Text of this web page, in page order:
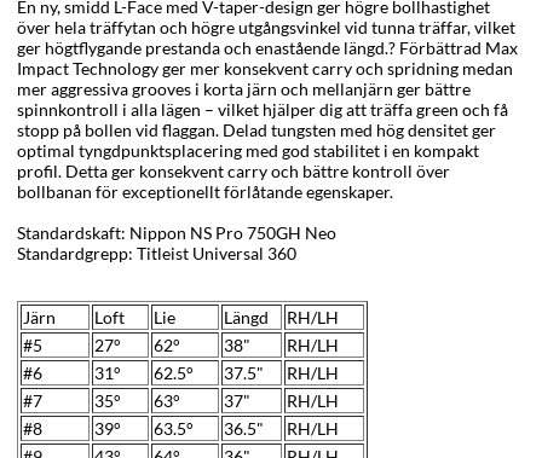
En ny, smidd L-Face med V-taper-design ger högre bollhastighet
över hela träffytan och högre utgångsvinkel vid tunna träffar, vilket
ger högtflygande prestanda och enastående längd.? Förbättrad Max
Impact Technology ger mer konsekvent carry och spridning medan
mer aggressiva grooves i korta järn och mellanjärn ger bättre
spinnkontroll i alla lägen – vilket hjälper dig att träffa green och få
stopp på bollen vid flaggan. Delad tungsten med hög densitet ger
optimal tyngdpunktsplacering med god stabilitet i en kompakt
profil. Detta ger konsekvent carry och bättre kontroll över
bollbanan för exceptionellt förlåtande egenskaper.
Standardskaft: Nippon NS Pro 750GH Neo
Standardgrepp: Titleist Universal 360
Järn Loft Lie Längd
RH/LH
#5
27° 62° 38"
RH/LH
#6
31° 62.5° 37.5"
RH/LH
#7
35° 63° 37"
RH/LH
#8
39° 63.5° 36.5"
RH/LH